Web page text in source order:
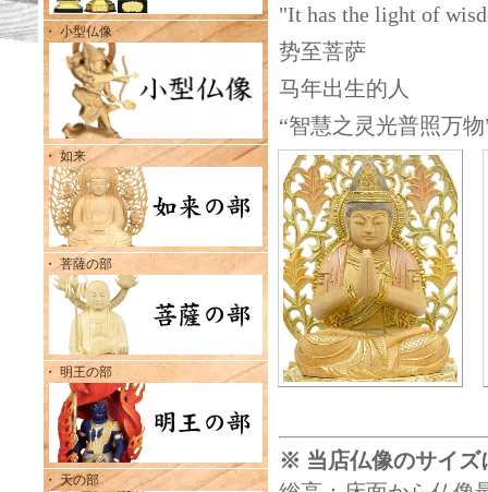
・ 小型仏像
・ 如来
・ 菩薩の部
・ 明王の部
・ 天の部
"It has the light of
势至菩萨
马年出生的人
“智慧之灵光普照万
※ 当店仏像のサイ